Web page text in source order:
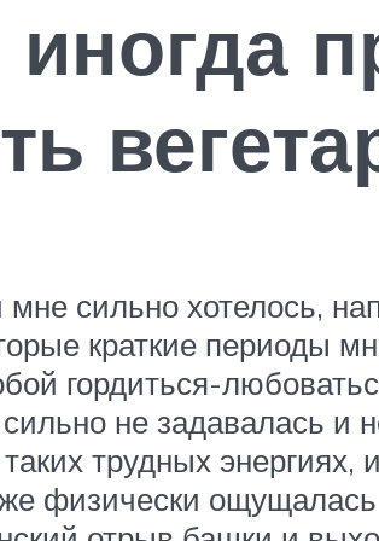
сильно хотелось,
краткие периоды
гордиться-
не задавалась и
трудных энергиях,
физически